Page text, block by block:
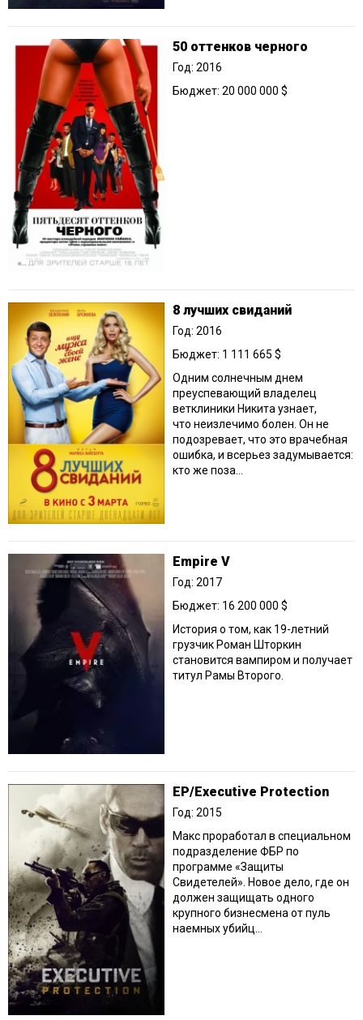
50 оттенков черного
Год: 2016
Бюджет: 20 000 000 $
8 лучших свиданий
Год: 2016
Бюджет: 1 111 665 $
Одним солнечным днем
преуспевающий владелец
ветклиники Никита узнает,
что неизлечимо болен. Он не
подозревает, что это врачебная
ошибка, и всерьез задумывается:
кто же поза...
Empire V
Год: 2017
Бюджет: 16 200 000 $
История о том, как 19-летний
грузчик Роман Шторкин
становится вампиром и получает
титул Рамы Второго.
EP/Executive Protection
Год: 2015
Макс проработал в специальном
подразделение ФБР по
программе «Защиты
Свидетелей». Новое дело, где он
должен защищать одного
крупного бизнесмена от пуль
наемных убийц...